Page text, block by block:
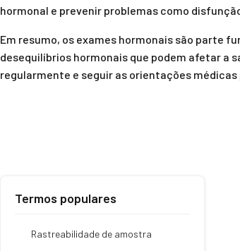
hormonal e prevenir problemas como
Em resumo, os exames hormonais são parte
desequilíbrios hormonais que podem afetar a
regularmente e seguir as orientações médicas
Termos populares
Rastreabilidade de amostra